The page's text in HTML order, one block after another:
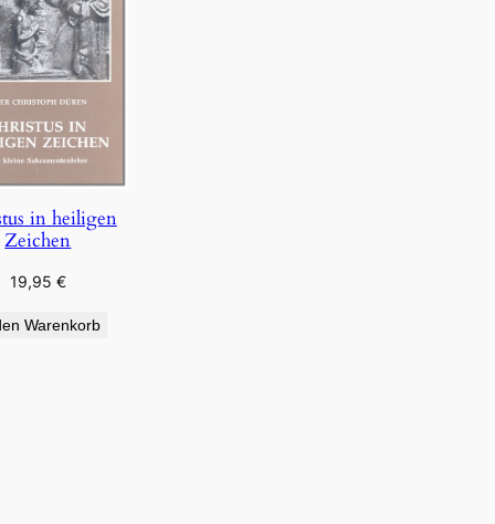
in heiligen
Zeichen
19,95 €
Warenkorb